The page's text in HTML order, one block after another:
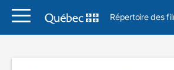
Répertoire des